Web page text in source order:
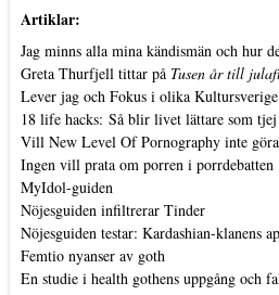
Artiklar:
Jag minns alla mina kändismän och hur
Greta Thurfjell tittar på Tusen år till
Lever jag och Fokus i olika
18 life hacks: Så blir livet lättare som tjej
Vill New Level Of Pornography inte
Ingen vill prata om porren i porrdebatten
MyIdol-guiden
Nöjesguiden infiltrerar Tinder
Nöjesguiden testar: Kardashian-klanens
Femtio nyanser av goth
En studie i health gothens uppgång och